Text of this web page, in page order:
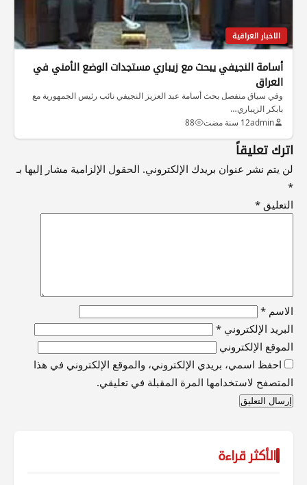
الاخبار العراقية
أسامة النجيفي يبحث مع زيباري مستجدات الوضع الأمني في
العراق
وفي سياق منفصل بحث أسامة عبد العزيز النجيفي نائب رئيس الجمهورية مع
بابكر الزيباري…
admin12 سنة مضت 88
اترك تعليقاً
لن يتم نشر عنوان بريدك الإلكتروني. الحقول الإلزامية مشار إليها بـ
*
التعليق *
الاسم *
البريد الإلكتروني *
الموقع الإلكتروني
احفظ اسمي، بريدي الإلكتروني، والموقع الإلكتروني في هذا
المتصفح لاستخدامها المرة المقبلة في تعليقي.
الأكثر قراءة